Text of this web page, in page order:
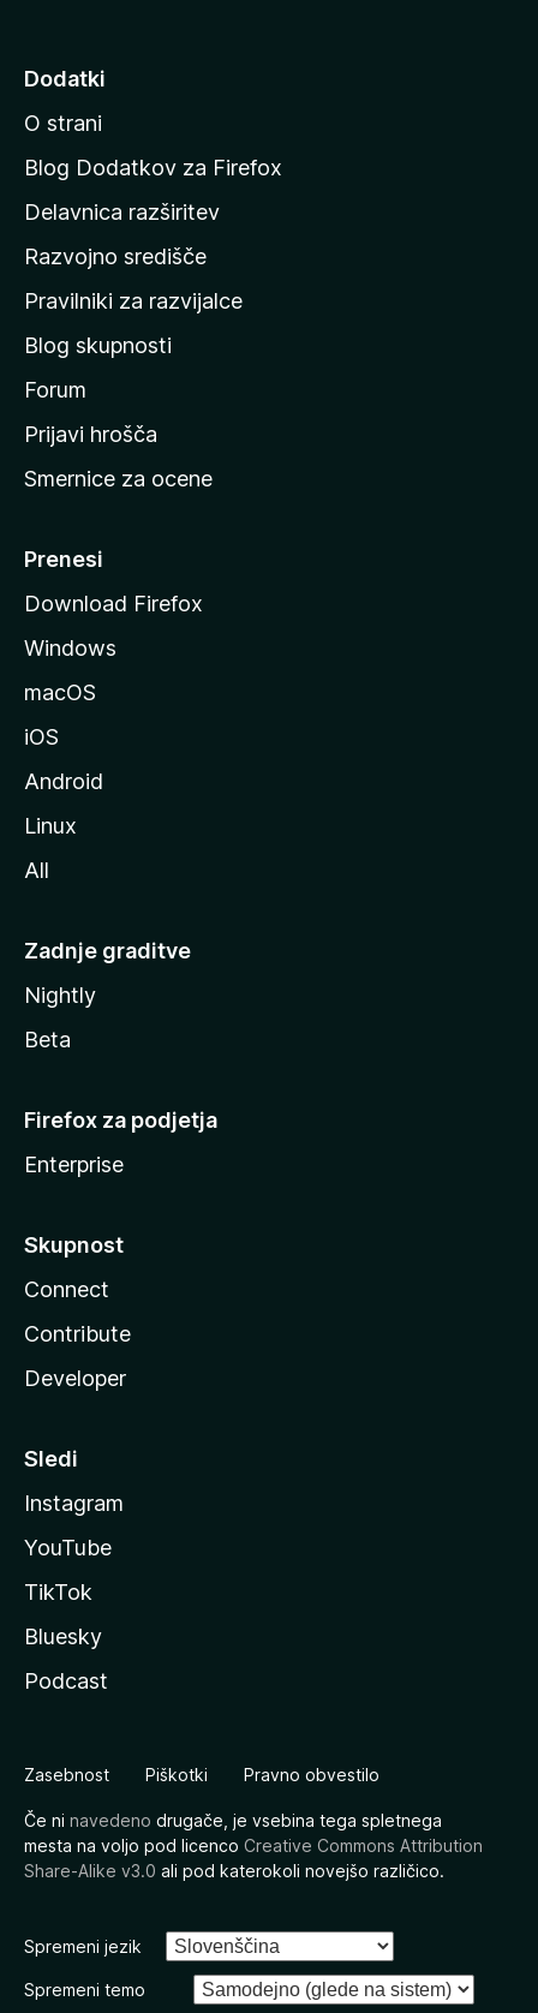
d
n
a
o
m
a
o
s
t
a
M
z
i
e
Dodatki
O strani
Blog Dodatkov za Firefox
Delavnica razširitev
Razvojno središče
Pravilniki za razvijalce
Blog skupnosti
Forum
Prijavi hrošča
Smernice za ocene
Prenesi
Download Firefox
Windows
macOS
iOS
Android
Linux
All
Zadnje graditve
Nightly
Beta
Firefox za podjetja
Enterprise
Skupnost
Connect
Contribute
Developer
Sledi
Instagram
YouTube
TikTok
Bluesky
Podcast
Zasebnost Piškotki Pravno obvestilo
Če ni navedeno drugače, je vsebina tega spletnega
mesta na voljo pod licenco Creative Commons Attribution
Share-Alike v3.0 ali pod katerokoli novejšo različico.
Spremeni jezik
Spremeni temo